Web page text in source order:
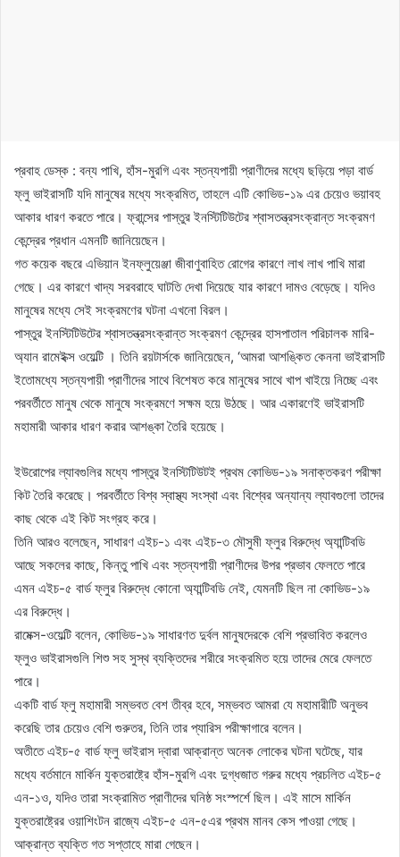
প্রবাহ ডেস্ক : বন্য পাখি, হাঁস-মুরগি এবং স্তন্যপায়ী প্রাণীদের মধ্যে ছড়িয়ে পড়া বার্ড
ফ্লু ভাইরাসটি যদি মানুষের মধ্যে সংক্রমিত, তাহলে এটি কোভিড-১৯ এর চেয়েও ভয়াবহ
আকার ধারণ করতে পারে। ফ্রান্সের পাস্তুর ইনস্টিটিউটের শ্বাসতন্ত্রসংক্রান্ত সংক্রমণ
কেন্দ্রের প্রধান এমনটি জানিয়েছেন।
গত কয়েক বছরে এভিয়ান ইনফ্লুয়েঞ্জা জীবাণুবাহিত রোগের কারণে লাখ লাখ পাখি মারা
গেছে। এর কারণে খাদ্য সরবরাহে ঘাটতি দেখা দিয়েছে যার কারণে দামও বেড়েছে। যদিও
মানুষের মধ্যে সেই সংক্রমণের ঘটনা এখনো বিরল।
পাস্তুর ইনস্টিটিউটের শ্বাসতন্ত্রসংক্রান্ত সংক্রমণ কেন্দ্রের হাসপাতাল পরিচালক মারি-
অ্যান রামেইক্স ওয়েল্টি । তিনি রয়টার্সকে জানিয়েছেন, ‘আমরা আশঙ্কিত কেননা ভাইরাসটি
ইতোমধ্যে স্তন্যপায়ী প্রাণীদের সাথে বিশেষত করে মানুষের সাথে খাপ খাইয়ে নিচ্ছে এবং
পরবর্তীতে মানুষ থেকে মানুষে সংক্রমণে সক্ষম হয়ে উঠছে। আর একারণেই ভাইরাসটি
মহামারী আকার ধারণ করার আশঙ্কা তৈরি হয়েছে।
ইউরোপের ল্যাবগুলির মধ্যে পাস্তুর ইনস্টিটিউটই প্রথম কোভিড-১৯ সনাক্তকরণ পরীক্ষা
কিট তৈরি করেছে। পরবর্তীতে বিশ্ব স্বাস্থ্য সংস্থা এবং বিশ্বের অন্যান্য ল্যাবগুলো তাদের
কাছ থেকে এই কিট সংগ্রহ করে।
তিনি আরও বলেছেন, সাধারণ এইচ-১ এবং এইচ-৩ মৌসুমী ফ্লুর বিরুদ্ধে অ্যান্টিবডি
আছে সকলের কাছে, কিন্তু পাখি এবং স্তন্যপায়ী প্রাণীদের উপর প্রভাব ফেলতে পারে
এমন এইচ-৫ বার্ড ফ্লুর বিরুদ্ধে কোনো অ্যান্টিবডি নেই, যেমনটি ছিল না কোভিড-১৯
এর বিরুদ্ধে।
রামেক্স-ওয়েল্টি বলেন, কোভিড-১৯ সাধারণত দুর্বল মানুষদেরকে বেশি প্রভাবিত করলেও
ফ্লুও ভাইরাসগুলি শিশু সহ সুস্থ ব্যক্তিদের শরীরে সংক্রমিত হয়ে তাদের মেরে ফেলতে
পারে।
একটি বার্ড ফ্লু মহামারী সম্ভবত বেশ তীব্র হবে, সম্ভবত আমরা যে মহামারীটি অনুভব
করেছি তার চেয়েও বেশি গুরুতর, তিনি তার প্যারিস পরীক্ষাগারে বলেন।
অতীতে এইচ-৫ বার্ড ফ্লু ভাইরাস দ্বারা আক্রান্ত অনেক লোকের ঘটনা ঘটেছে, যার
মধ্যে বর্তমানে মার্কিন যুক্তরাষ্ট্রে হাঁস-মুরগি এবং দুগ্ধজাত গরুর মধ্যে প্রচলিত এইচ-৫
এন-১ও, যদিও তারা সংক্রামিত প্রাণীদের ঘনিষ্ঠ সংস্পর্শে ছিল। এই মাসে মার্কিন
যুক্তরাষ্ট্রের ওয়াশিংটন রাজ্যে এইচ-৫ এন-৫এর প্রথম মানব কেস পাওয়া গেছে।
আক্রান্ত ব্যক্তি গত সপ্তাহে মারা গেছেন।